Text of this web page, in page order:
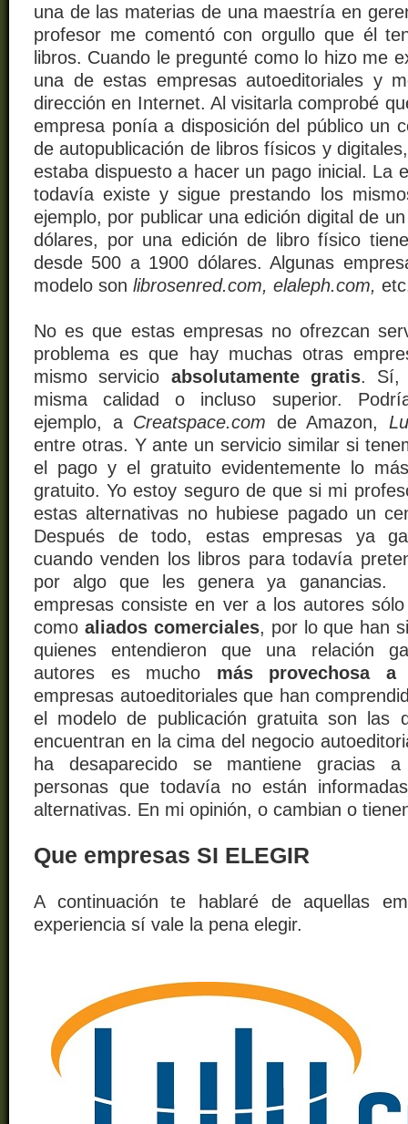
una de las materias de una maestría en
profesor me comentó con orgullo que él
libros. Cuando le pregunté como lo hizo me
una de estas empresas autoeditoriales y
dirección en Internet. Al visitarla comprobé
empresa ponía a disposición del público un
de autopublicación de libros físicos y
estaba dispuesto a hacer un pago inicial. La
todavía existe y sigue prestando los
ejemplo, por publicar una edición digital de
dólares, por una edición de libro físico
desde 500 a 1900 dólares. Algunas
modelo son librosenred.com, elaleph.com,
No es que estas empresas no ofrezcan
problema es que hay muchas otras
mismo servicio absolutamente gratis.
misma calidad o incluso superior.
ejemplo, a Creatspace.com de Amazon,
entre otras. Y ante un servicio similar si
el pago y el gratuito evidentemente lo
gratuito. Yo estoy seguro de que si mi
estas alternativas no hubiese pagado un
Después de todo, estas empresas ya
cuando venden los libros para todavía
por algo que les genera ya
empresas consiste en ver a los autores
como aliados comerciales, por lo que han
quienes entendieron que una relación
autores es mucho más provechosa
empresas autoeditoriales que han
el modelo de publicación gratuita son las
encuentran en la cima del negocio
ha desaparecido se mantiene gracias
personas que todavía no están
alternativas. En mi opinión, o cambian o
Que empresas SI ELEGIR
A continuación te hablaré de aquellas
experiencia sí vale la pena elegir.